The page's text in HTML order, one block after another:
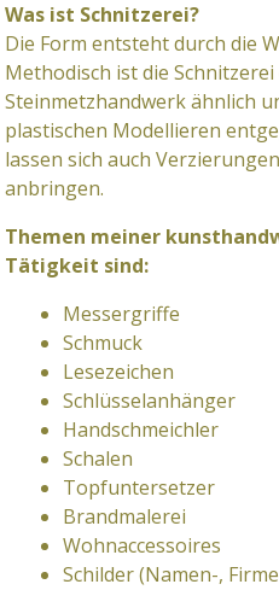
Was ist Schnitzerei?
Die Form entsteht durch die
Methodisch ist die Schnitzerei
Steinmetzhandwerk ähnlich
plastischen Modellieren
lassen sich auch
anbringen.
Themen meiner
Tätigkeit sind:
Messergriffe
Schmuck
Lesezeichen
Schlüsselanhänger
Handschmeichler
Schalen
Topfuntersetzer
Brandmalerei
Wohnaccessoires
Schilder (Namen-,